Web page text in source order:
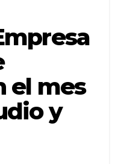
el mes
y